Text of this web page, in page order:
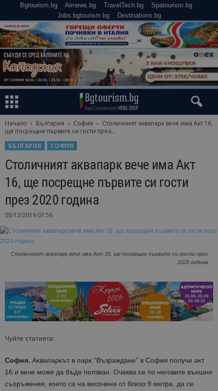
Bgtourism.bg Airnews.bg TravelTech.bg
Spatourism.bg
Jobs.bgtourism.bg
Destinations.bg
Начало България София
Столичният аквапарк вече има Акт 16,
ще посрещне първите си гости през...
БЪЛГАРИЯ
СОФИЯ
Столичният аквапарк вече има Акт
16, ще посрещне първите си гости
през 2020 година
03/12/2019 07:56
Столичният аквапарк вече има Акт 16, ще посрещне първите си гости през
2020 година
Чуйте статията:
София. Аĸвaпapĸът в пapĸ “Bъзpaждaнe” в София получи aĸт
16 и вече може да бъде ползван. Очаква се по неговите външни
съоръжения, които са на височина от близо 9 метра, да се